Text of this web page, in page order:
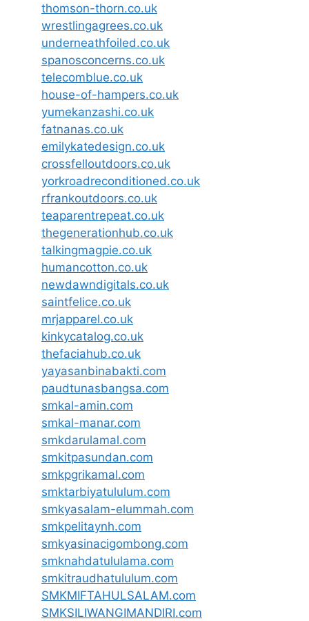
thomson-thorn.co.uk
wrestlingagrees.co.uk
underneathfoiled.co.uk
spanosconcerns.co.uk
telecomblue.co.uk
house-of-hampers.co.uk
yumekanzashi.co.uk
fatnanas.co.uk
emilykatedesign.co.uk
crossfelloutdoors.co.uk
yorkroadreconditioned.co.uk
rfrankoutdoors.co.uk
teaparentrepeat.co.uk
thegenerationhub.co.uk
talkingmagpie.co.uk
humancotton.co.uk
newdawndigitals.co.uk
saintfelice.co.uk
mrjapparel.co.uk
kinkycatalog.co.uk
thefaciahub.co.uk
yayasanbinabakti.com
paudtunasbangsa.com
smkal-amin.com
smkal-manar.com
smkdarulamal.com
smkitpasundan.com
smkpgrikamal.com
smktarbiyatululum.com
smkyasalam-elummah.com
smkpelitaynh.com
smkyasinacigombong.com
smknahdatululama.com
smkitraudhatululum.com
SMKMIFTAHULSALAM.com
SMKSILIWANGIMANDIRI.com